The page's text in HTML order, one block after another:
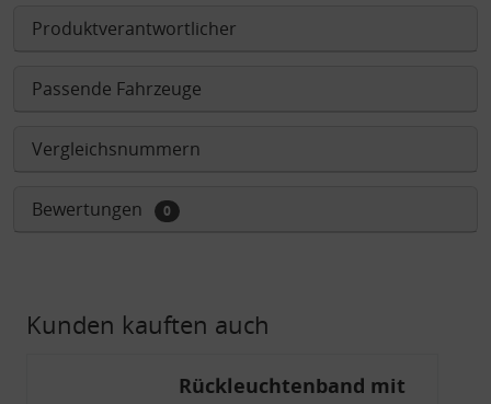
Produktverantwortlicher
Passende Fahrzeuge
Vergleichsnummern
Bewertungen 0
Kunden kauften auch
Rückleuchtenband mit